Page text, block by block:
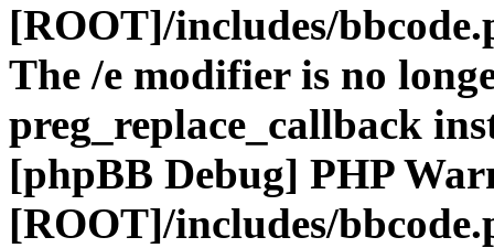
[ROOT]/includes/
The /e modifier is no
preg_replace_callback
[phpBB Debug] PHP
[ROOT]/includes/